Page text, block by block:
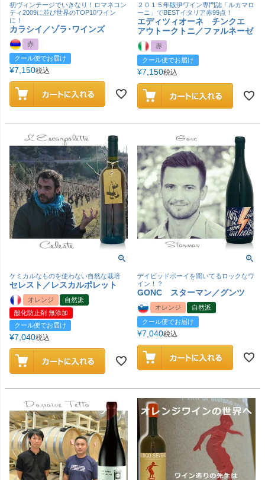
初ヴィンテージでいきなり！ロマネコン
ティ2009に並び世界のTOP10ワイン
に！
カラシイ／ゾラ･ワインズ
赤
クール便でお届け
¥7,150税込
２０１５年版伊ワイン専門誌「ルカマロ
ーニ」でBESTイタリア赤99点！
エディツィオーネ チンクエ
アウトークトニ／ファルネーゼ
赤
クール便でお届け
¥7,150税込
ケミカルなものを使わない自然な栽培
セレスト／レスカルポレット
オレンジ
自然派
酸化防止剤 無添加
クール便でお届け
¥7,040税込
デイビッドボーイを聞いてるロックなワ
イン！？
GONC スターマン／グンツ
オレンジ
自然派
クール便でお届け
¥7,040税込